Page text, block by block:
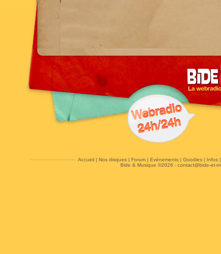
Accueil| Nos disques| Forum| Evénements| Goodies| Infos
Bide & Musique ©2026 - contact@bide-et-